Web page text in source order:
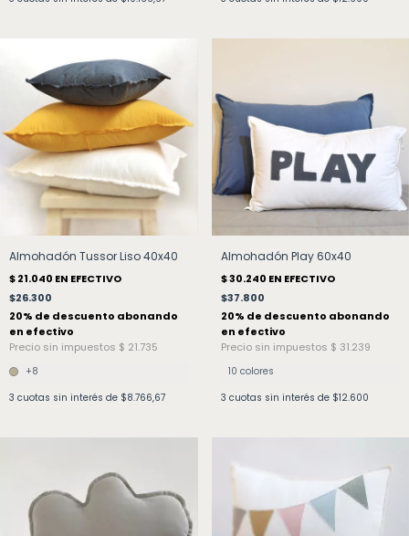
Almohadón Tussor Liso 40x40
$26.300
+8
3 cuotas sin interés de $8.766,67
Almohadón Play 60x40
$37.800
10 colores
3 cuotas sin interés de $12.600